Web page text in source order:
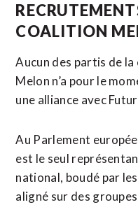
COALITION
Aucun des partis de
Melon n’a pour le
une alliance avec
Au Parlement
est le seul
national, boudé par
aligné sur des